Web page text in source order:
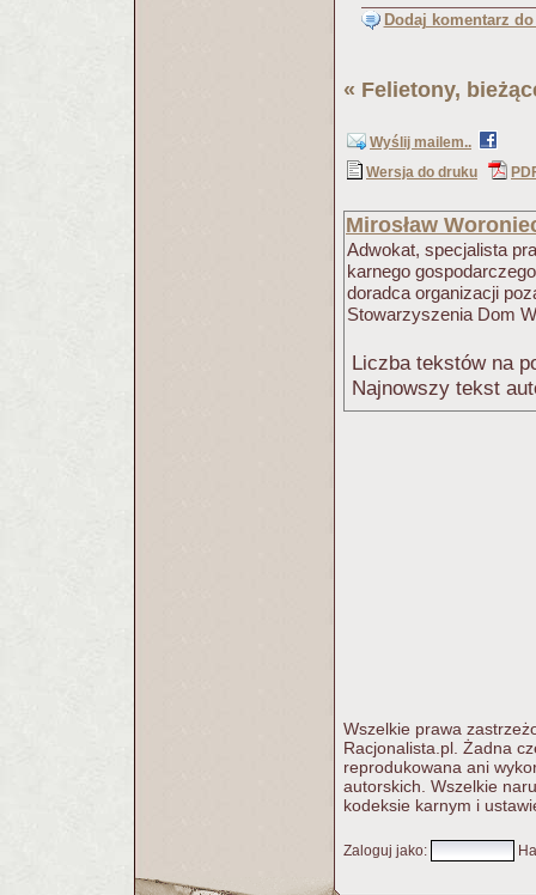
Dodaj komentarz
« Felietony,
Wyślij mailem..
Wersja do druku
Mirosław
Adwokat, specjalista
karnego
doradca organizacji
Stowarzyszenia Dom
Liczba tekstów na
Najnowszy tekst
Wszelkie prawa
Racjonalista.pl. Żadna
reprodukowana ani
autorskich. Wszelkie
kodeksie karnym i
Zaloguj jako: